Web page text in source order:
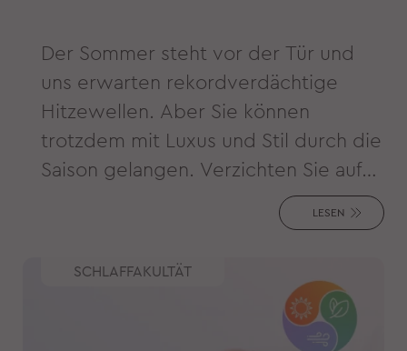
Der Sommer steht vor der Tür und
uns erwarten rekordverdächtige
Hitzewellen. Aber Sie können
trotzdem mit Luxus und Stil durch die
Saison gelangen. Verzichten Sie auf
warme Flanelljacken und Pelze und
tragen Sie stattdessen Sets, die Ihre
zusätzlich Wärme und Feuchtigkeit
LESEN
SCHLAFFAKULTÄT